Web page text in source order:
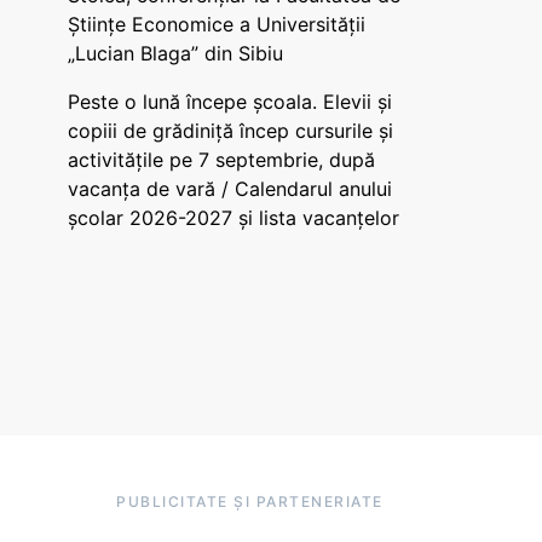
Științe Economice a Universității
„Lucian Blaga” din Sibiu
Peste o lună începe școala. Elevii și
copiii de grădiniță încep cursurile și
activitățile pe 7 septembrie, după
vacanța de vară / Calendarul anului
școlar 2026-2027 și lista vacanțelor
PUBLICITATE ȘI PARTENERIATE